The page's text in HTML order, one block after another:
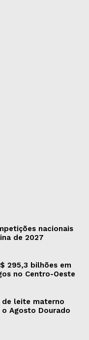
nacionais
de 2027
295,3 bilhões em
no Centro-Oeste
leite materno
Agosto Dourado